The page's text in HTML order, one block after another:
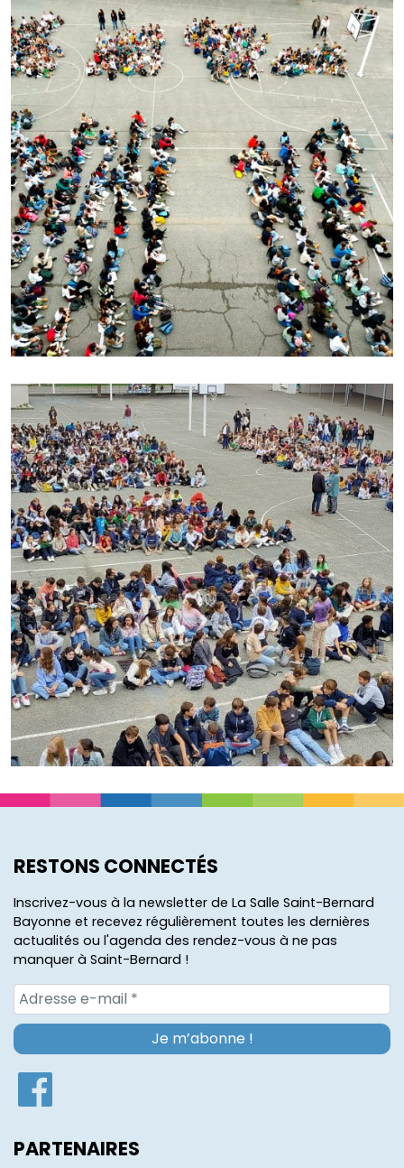
RESTONS CONNECTÉS
Inscrivez-vous à la newsletter de La Salle Saint-Bernard
Bayonne et recevez régulièrement toutes les dernières
actualités ou l'agenda des rendez-vous à ne pas
manquer à Saint-Bernard !
PARTENAIRES